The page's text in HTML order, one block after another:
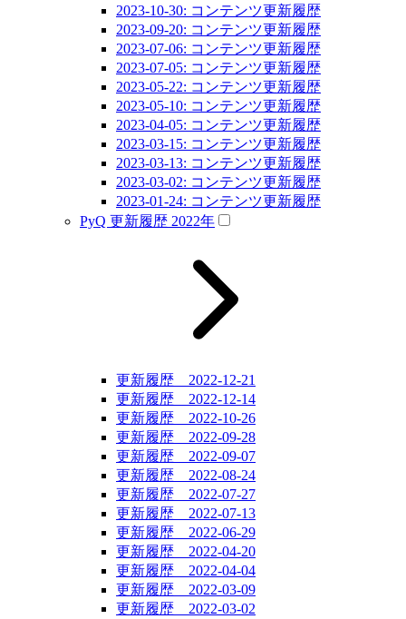
2023-10-30: コンテンツ更新履歴
2023-09-20: コンテンツ更新履歴
2023-07-06: コンテンツ更新履歴
2023-07-05: コンテンツ更新履歴
2023-05-22: コンテンツ更新履歴
2023-05-10: コンテンツ更新履歴
2023-04-05: コンテンツ更新履歴
2023-03-15: コンテンツ更新履歴
2023-03-13: コンテンツ更新履歴
2023-03-02: コンテンツ更新履歴
2023-01-24: コンテンツ更新履歴
PyQ 更新履歴 2022年
更新履歴 2022-12-21
更新履歴 2022-12-14
更新履歴 2022-10-26
更新履歴 2022-09-28
更新履歴 2022-09-07
更新履歴 2022-08-24
更新履歴 2022-07-27
更新履歴 2022-07-13
更新履歴 2022-06-29
更新履歴 2022-04-20
更新履歴 2022-04-04
更新履歴 2022-03-09
更新履歴 2022-03-02